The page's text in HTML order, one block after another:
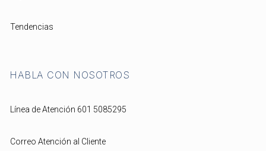
Tendencias
HABLA CON NOSOTROS
Línea de Atención 601 5085295
Correo Atención al Cliente